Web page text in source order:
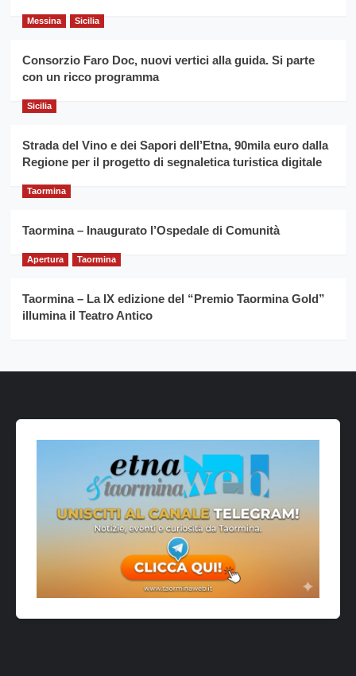
grano
anno
Franco
Caruso
Messina Sicilia
Consorzio Faro Doc, nuovi vertici alla guida. Si parte
con un ricco programma
Sicilia
Strada del Vino e dei Sapori dell’Etna, 90mila euro dalla
Regione per il progetto di segnaletica turistica digitale
Taormina
Taormina – Inaugurato l’Ospedale di Comunità
Apertura Taormina
Taormina – La IX edizione del “Premio Taormina Gold”
illumina il Teatro Antico